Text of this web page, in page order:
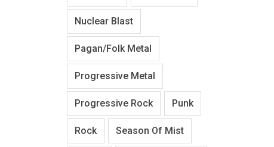
Nuclear Blast
Pagan/Folk Metal
Progressive Metal
Progressive Rock Punk
Rock Season Of Mist